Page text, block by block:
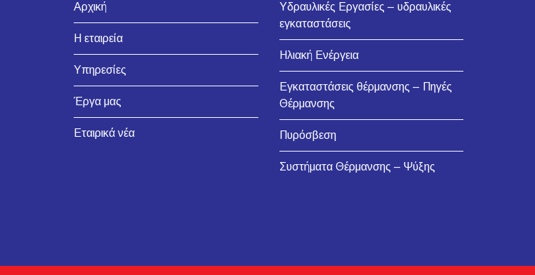
Αρχική
Η εταιρεία
Υπηρεσίες
Έργα μας
Εταιρικά νέα
Υδραυλικές Εργασίες – υδραυλικές
εγκαταστάσεις
Ηλιακή Ενέργεια
Εγκαταστάσεις θέρμανσης – Πηγές
Θέρμανσης
Πυρόσβεση
Συστήματα Θέρμανσης – Ψύξης